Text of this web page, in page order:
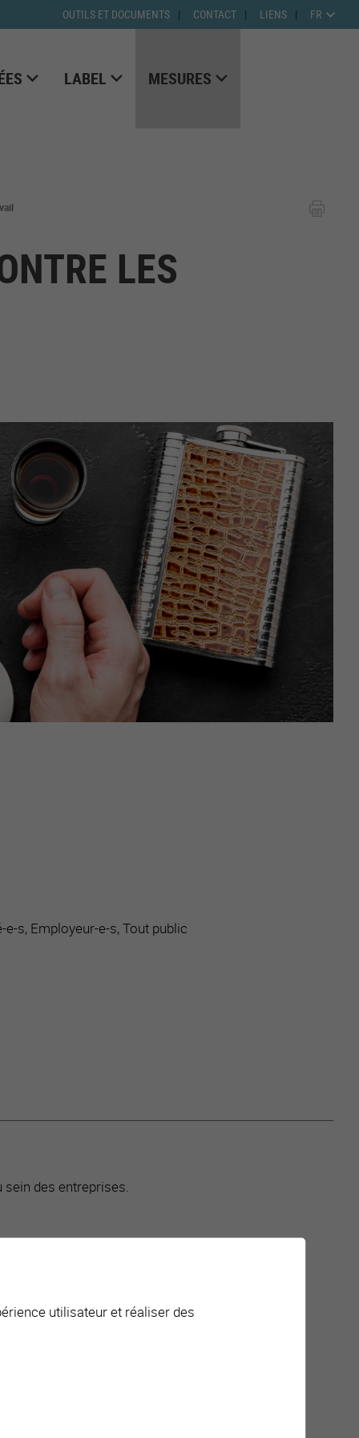
FR
OUTILS ET DOCUMENTS CONTACT LIENS
LABEL MESURES
LES
s, Employeur-e-s, Tout public
des entreprises.
et les apprenti·e·s (ex : Ready4life).
utilisateur et réaliser des